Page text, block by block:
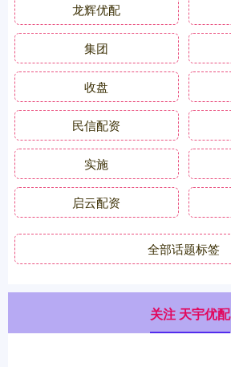
龙辉优配
集团
收盘
民信配资
实施
启云配资
全部话题标签
关注 天宇优配